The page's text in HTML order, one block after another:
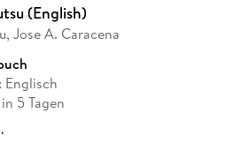
(English)
Jose A. Caracena
Englisch
5 Tagen
*